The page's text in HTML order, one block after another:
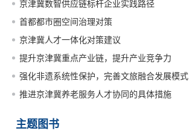
京津冀数智供应链标杆企业实践路径
首都都市圈空间治理对策
京津冀人才一体化对策建议
提升京津冀重点产业链，提升产业竞争力
强化非遗系统性保护，完善文旅融合发展模式
推进京津冀养老服务人才协同的具体措施
主题图书